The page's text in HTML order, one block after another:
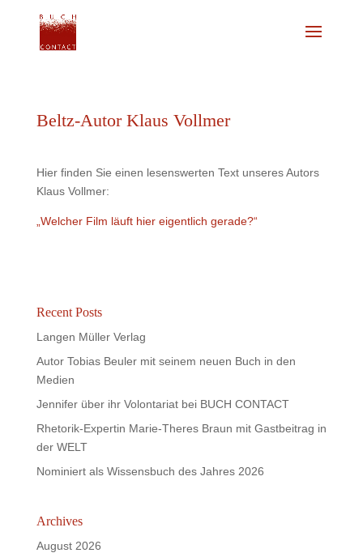
Beltz-Autor Klaus Vollmer
Hier finden Sie einen lesenswerten Text unseres Autors
Klaus Vollmer:
„Welcher Film läuft hier eigentlich gerade?“
Recent Posts
Langen Müller Verlag
Autor Tobias Beuler mit seinem neuen Buch in den
Medien
Jennifer über ihr Volontariat bei BUCH CONTACT
Rhetorik-Expertin Marie-Theres Braun mit Gastbeitrag in
der WELT
Nominiert als Wissensbuch des Jahres 2026
Archives
August 2026